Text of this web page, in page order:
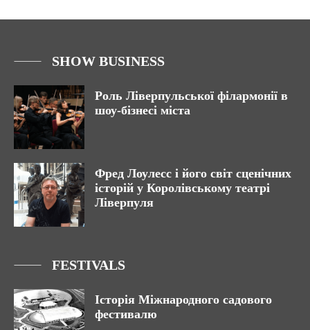
SHOW BUSINESS
Роль Ліверпульської філармонії в
шоу-бізнесі міста
Фред Лоулесс і його світ сценічних
історій у Королівському театрі
Ліверпуля
FESTIVALS
Історія Міжнародного садового
фестивалю